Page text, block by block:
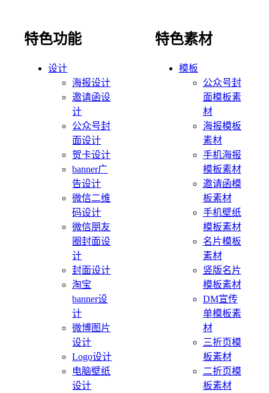
特色功能
设计
海报设计
邀请函设
计
公众号封
面设计
贺卡设计
banner广
告设计
微信二维
码设计
微信朋友
圈封面设
计
封面设计
淘宝
banner设
计
微博图片
设计
Logo设计
电脑壁纸
设计
特色素材
模板
公众号封
面模板素
材
海报模板
素材
手机海报
模板素材
邀请函模
板素材
手机壁纸
模板素材
名片模板
素材
竖版名片
模板素材
DM宣传
单模板素
材
三折页模
板素材
二折页模
板素材